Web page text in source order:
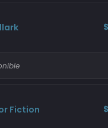
Fiction